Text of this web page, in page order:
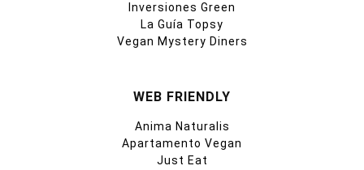
Inversiones Green
La Guía Topsy
Vegan Mystery Diners
WEB FRIENDLY
Anima Naturalis
Apartamento Vegan
Just Eat